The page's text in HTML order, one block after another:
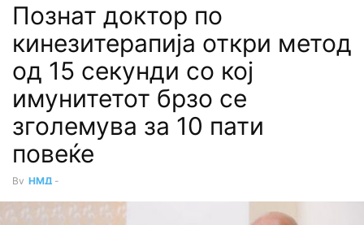
Познат доктор по
кинезитерапија откри метод
од 15 секунди со кој
имунитетот брзо се
зголемува за 10 пати
повеќе
By НМД -